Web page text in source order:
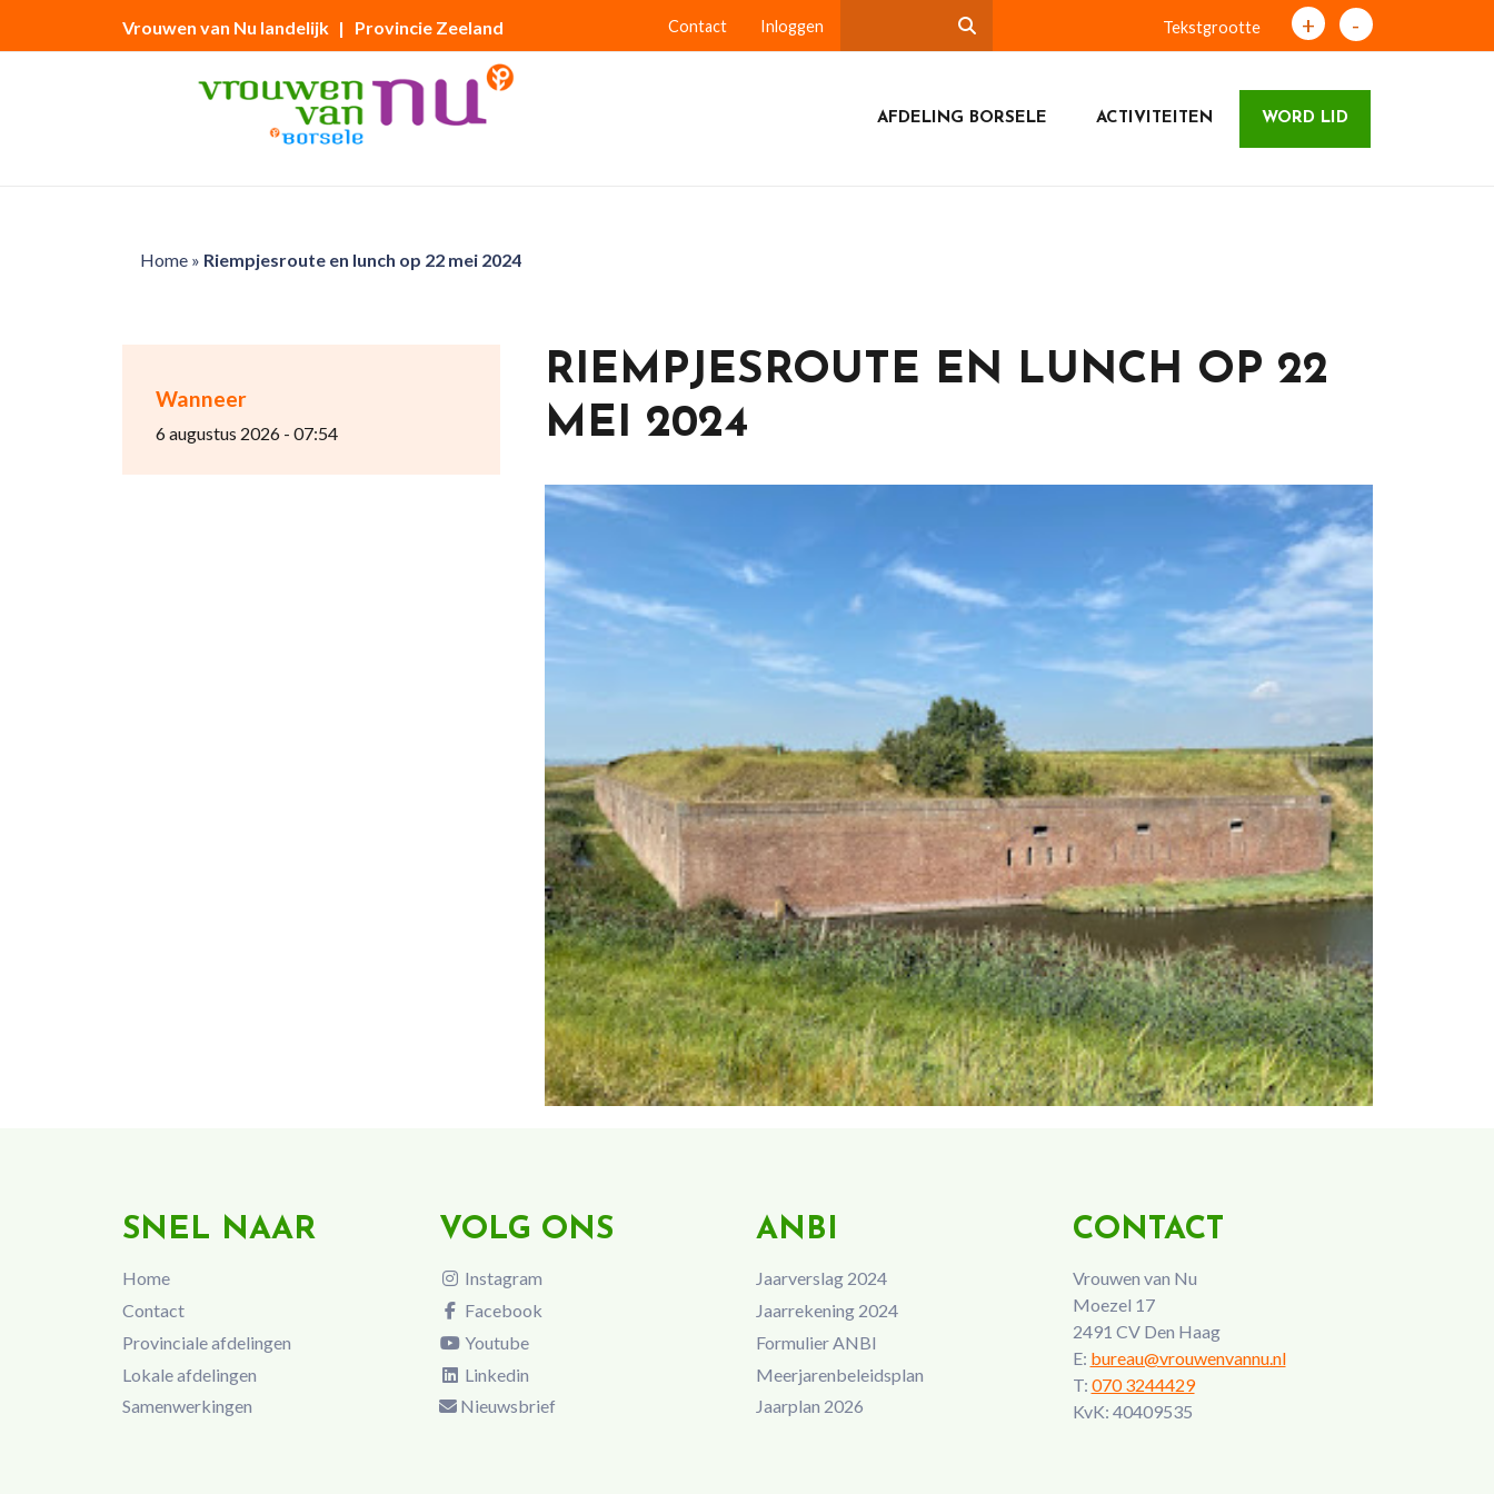
Vrouwen van Nu landelijk | Provincie Zeeland Contact Inloggen Tekstgrootte + -
AFDELING BORSELE ACTIVITEITEN WORD LID
Home» Riempjesroute en lunch op 22 mei 2024
Wanneer
6 augustus 2026 - 07:54
RIEMPJESROUTE EN LUNCH OP 22
MEI 2024
SNEL NAAR
Home
Contact
Provinciale afdelingen
Lokale afdelingen
Samenwerkingen
VOLG ONS
Instagram
Facebook
Youtube
Linkedin
Nieuwsbrief
ANBI
Jaarverslag 2024
Jaarrekening 2024
Formulier ANBI
Meerjarenbeleidsplan
Jaarplan 2026
CONTACT
Vrouwen van Nu
Moezel 17
2491 CV Den Haag
E: bureau@vrouwenvannu.nl
T: 070 3244429
KvK: 40409535